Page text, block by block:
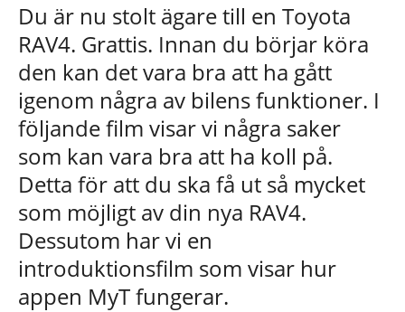
Du är nu stolt ägare till en Toyota
RAV4. Grattis. Innan du börjar köra
den kan det vara bra att ha gått
igenom några av bilens funktioner. I
följande film visar vi några saker
som kan vara bra att ha koll på.
Detta för att du ska få ut så mycket
som möjligt av din nya RAV4.
Dessutom har vi en
introduktionsfilm som visar hur
appen MyTfungerar.